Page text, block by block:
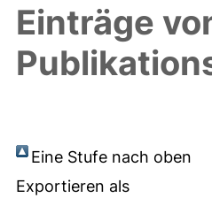
Einträge
Eine Stufe nach oben
Exportieren als